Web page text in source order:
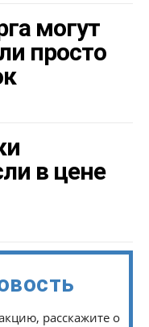
могут
просто
в цене
расскажите о